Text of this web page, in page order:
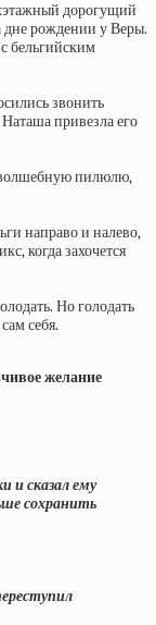
дорогущий
дне рождении у Веры.
бельгийским
звонить
Наташа привезла его
волшебную пилюлю,
направо и налево,
когда захочется
Но голодать
себя.
желание
и сказал ему
сохранить